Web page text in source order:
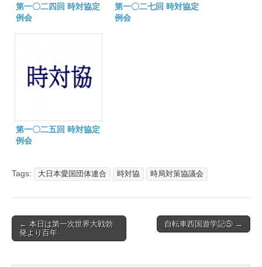
第一〇二四回 時対協定
例会
第一〇二七回 時対協定
例会
第一〇二五回 時対協定
例会
Tags: 大日本愛国団体連合 時対協 時局対策協議会
Post
navigation
← 本日は第一次世界大戦勃
発より百年
自転車西国遊学記⑤ →